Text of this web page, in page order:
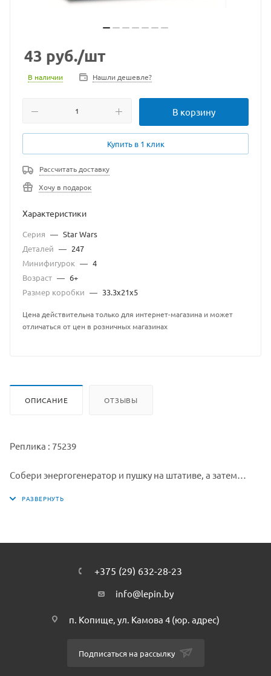
43 руб./шт
В наличии Нашли дешевле?
В корзину
Купить в 1 клик
Рассчитать доставку
Хочу в подарок
Характеристики
Серия — Star Wars
Деталей — 247
Минифигурок — 4
Возраст — 6+
Размер коробки — 33.3х21х5
Цена действительна только для интернет-магазина и может
отличаться от цен в розничных магазинах
ОПИСАНИЕ ОТЗЫВЫ
Реплика : 75239
Собери энергогенератор и пушку на штативе, а затем
на их боевые позиции. Заряди шутеры ракетами,
+375 (29) 632-28-23
info@lepin.by
п. Копище, ул. Камова 4 (юр. адрес)
Подписаться на рассылку